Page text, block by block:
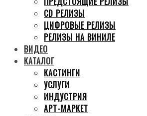
CD РЕЛИЗЫ
ЦИФРОВЫЕ РЕЛИЗЫ
РЕЛИЗЫ НА ВИНИЛЕ
ВИДЕО
КАТАЛОГ
КАСТИНГИ
УСЛУГИ
ИНДУСТРИЯ
АРТ-МАРКЕТ